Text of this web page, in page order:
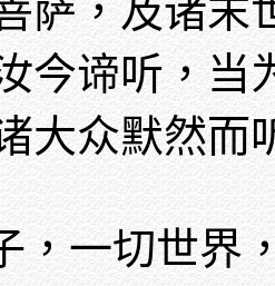
萨，及诸末
今谛听，当
大众默然而
，一切世界